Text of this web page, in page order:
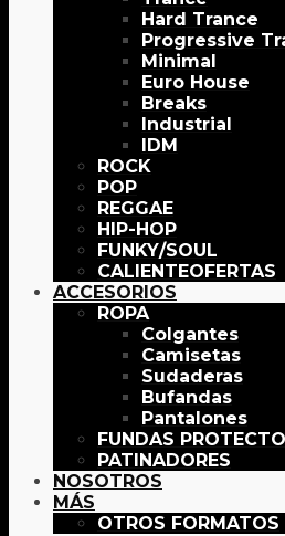
Hard Trance
Progressive
Minimal
Euro House
Breaks
Industrial
IDM
ROCK
POP
REGGAE
HIP-HOP
FUNKY/SOUL
OFERTAS
ACCESORIOS
ROPA
Colgantes
Camisetas
Sudaderas
Bufandas
Pantalones
FUNDAS
PATINADORES
NOSOTROS
MÁS
OTROS FORMATOS